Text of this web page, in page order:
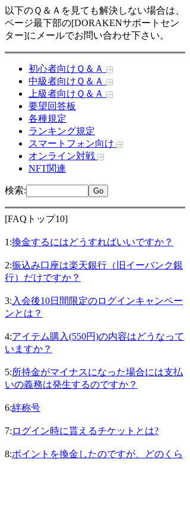
以下のＱ＆Ａを見ても解決しない場合は、
ページ最下部の[DORAKENサポートセン
ター]にメールでお問い合わせ下さい。
初心者向けＱ＆Ａ
中級者向けＱ＆Ａ
上級者向けＱ＆Ａ
要望回答板
各種規定
ランキング規定
スマートフォン向け
オンライン対戦
NFT関連
検索:
[FAQトップ10]
1:換金するにはどうすればいいですか？
2:振込み口座は楽天銀行（旧イーバンク銀
行）だけですか？
3: 入会後10日間限定のログインキャンペー
ンとは？
4:アイテム購入(550円)の内容はどうなって
いますか？
5:所持金がマイナスになった場合には支払
いの義務は発生するのですか？
6:絆称号
7: ログイン時に貰えるチケットとは?
8:ポイントを換金したのですが、どのくら